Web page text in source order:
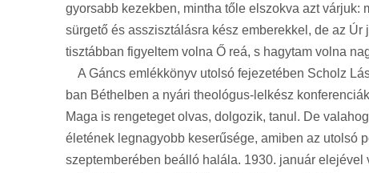
gyorsabb kezekben, mintha tőle elszokva azt
sürgető és asszisztálásra kész emberekkel, de az
tisztábban figyeltem volna Ő reá, s hagytam volna
A Gáncs emlékkönyv utolsó fejezetében Scholz
ban Béthelben a nyári theológus-lelkész
Maga is rengeteget olvas, dolgozik, tanul. De
életének legnagyobb keserűsége, amiben az utolsó
szeptemberében beálló halála. 1930. január